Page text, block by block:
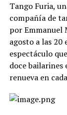
Tango Furia,
compañía de
por Emmanuel
agosto a las
espectáculo
doce bailarines
renueva en